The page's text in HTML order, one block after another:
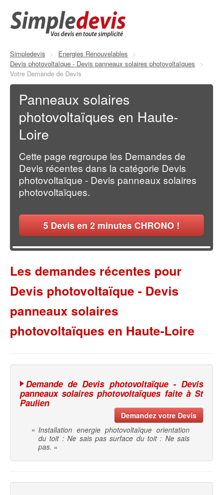
Simpledevis > Energies Renouvelables
>
Devis photovoltaïque - Devis panneaux solaires photovoltaïques
>
Votre Demande de Devis
Panneaux solaires
photovoltaïques en Haute-
Loire
Cette page regroupe les Demandes de
Devis récentes dans la catégorie Devis
photovoltaïque - Devis panneaux solaires
photovoltaïques.
5 Devis en 2 minutes CHRONO !
Les demandes récentes pour
Devis photovoltaïque - Devis
panneaux solaires
photovoltaïques en Haute-Loire
Demande de Devis photovoltaïque - Devis
panneaux solaires photovoltaïques faite à St
Paulien
Demandez votre Devis
« Installation energie photovoltaïque orientation
du toit : Ne sais pas surface du toit : Ne sais
pas. »